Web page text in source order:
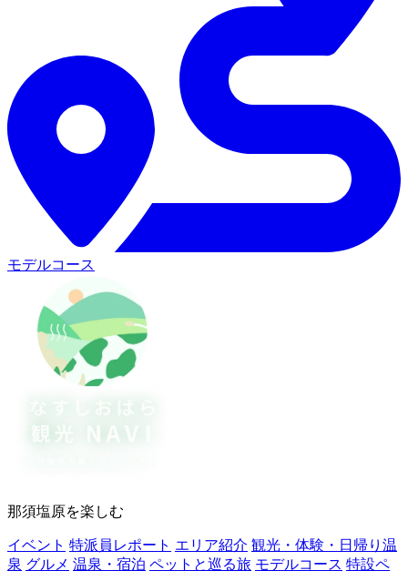
モデルコース
那須塩原を楽しむ
イベント 特派員レポート エリア紹介 観光・体験・日帰り温
泉 グルメ 温泉・宿泊 ペットと巡る旅 モデルコース 特設ペ